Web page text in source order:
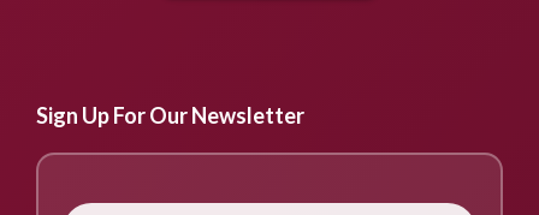
Sign Up For Our Newsletter